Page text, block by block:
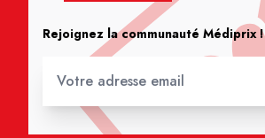
Rejoignez la communauté Médiprix !